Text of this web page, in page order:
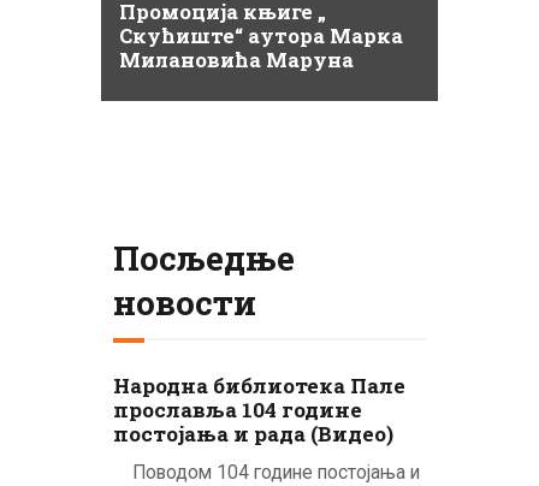
Промоција књиге „
Скућиште“ аутора Марка
Милановића Маруна
Посљедње
новости
Народна библиотека Пале
прославља 104 године
постојања и рада (Видео)
Поводом 104 године постојања и